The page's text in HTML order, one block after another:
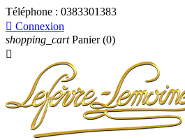
Téléphone : 0383301383
 Connexion
shopping_cart Panier (0)
